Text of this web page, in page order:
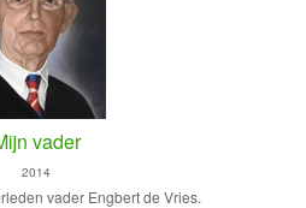
vader
2014
vader Engbert de Vries.